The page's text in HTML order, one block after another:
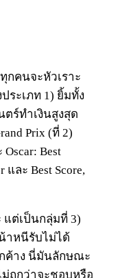
กคนจะหัวเราะ
ระเภท 1) ยิ้มทั้ง
ร์ทำเงินสูงสุด
Prix (ที่ 2)
Best
และ Best Score,
แต่เป็นกลุ่มที่ 3)
าหนีรับไม่ได้
ค้าง นี่มันลักษณะ
ม่ถูกว่าจะชอบหรือ